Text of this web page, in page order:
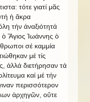
τότε γιατί μᾶς
ἡ ἄκρα
τήν ἀναξιότητά
Ἅγιος Ἰωάννης ὁ
σέ καμμία
μέ τίς
ἀλλά διετήρησαν τά
καί μέ τήν
περισσότερον
ἀρχηγῶν, οὔτε